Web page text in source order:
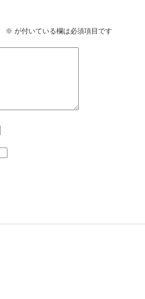
※ が付いている欄は必須項目です